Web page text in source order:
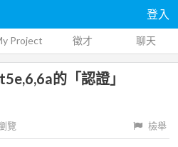
登入
Project 徵才 聊天
的「認證」
覽 檢舉